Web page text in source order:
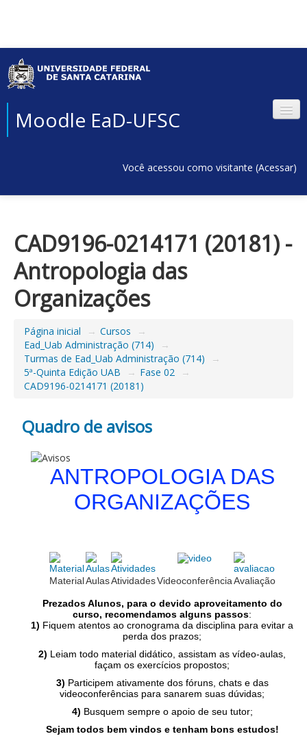
Moodle EaD-UFSC
Você acessou como visitante (Acessar)
CAD9196-0214171 (20181) -
Antropologia das
Organizações
Página inicial → Cursos
→
Ead_Uab Administração (714)
→
Turmas de Ead_Uab Administração (714)
→
5ª-Quinta Edição UAB
→ Fase 02
→
CAD9196-0214171 (20181)
Quadro de avisos
ANTROPOLOGIA DAS
ORGANIZAÇÕES
MaterialAulasAtividadesVideoconferênciaAvaliação
Prezados Alunos, para o devido aproveitamento do
curso, recomendamos alguns passos:
1) Fiquem atentos ao cronograma da disciplina para evitar a
perda dos prazos;
2) Leiam todo material didático, assistam as vídeo-aulas,
façam os exercícios propostos;
3) Participem ativamente dos fóruns, chats e das
videoconferências para sanarem suas dúvidas;
4) Busquem sempre o apoio de seu tutor;
Sejam todos bem vindos e tenham bons estudos!